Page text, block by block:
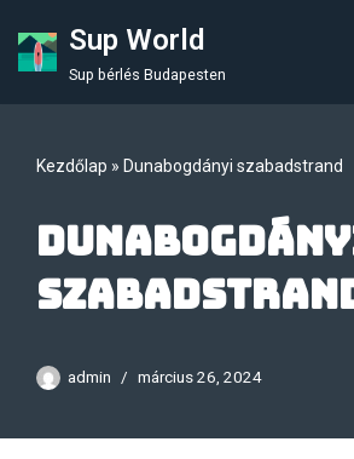
Skip
Sup World
Sup bérlés Budapesten
Kezdőlap » Dunabogdányi szabadstrand
admin március 26, 2024